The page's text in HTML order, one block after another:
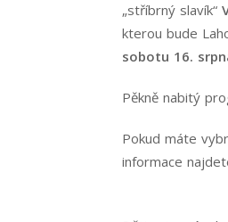
„stříbrný slavík“
kterou bude
sobotu 16.
Pěkně nabitý
Pokud máte
informace